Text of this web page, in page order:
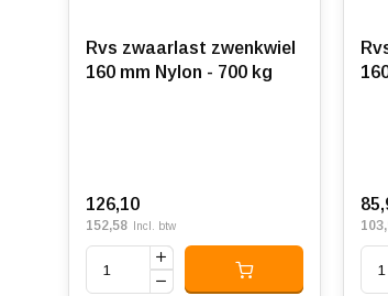
Rvs zwaarlast zwenkwiel
160 mm Nylon - 700 kg
126,10
152,58 Incl. btw